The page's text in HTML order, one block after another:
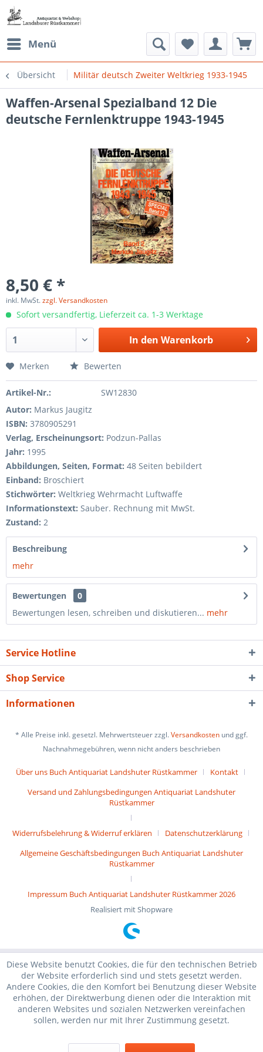
Menü
Übersicht Militär deutsch Zweiter Weltkrieg 1933-1945
Waffen-Arsenal Spezialband 12 Die
deutsche Fernlenktruppe 1943-1945
8,50 € *
inkl. MwSt.zzgl. Versandkosten
Sofort versandfertig, Lieferzeit ca. 1-3 Werktage
In den Warenkorb
Merken Bewerten
Artikel-Nr.:
SW12830
Autor: Markus Jaugitz
ISBN: 3780905291
Verlag, Erscheinungsort: Podzun-Pallas
Jahr: 1995
Abbildungen, Seiten, Format: 48 Seiten bebildert
Einband: Broschiert
Stichwörter: Weltkrieg Wehrmacht Luftwaffe
Informationstext: Sauber. Rechnung mit MwSt.
Zustand: 2
Beschreibung
mehr
Bewertungen
0
Bewertungen lesen, schreiben und diskutieren... mehr
Service Hotline
Shop Service
Informationen
* Alle Preise inkl. gesetzl. Mehrwertsteuer zzgl.Versandkosten und ggf.
Nachnahmegebühren, wenn nicht anders beschrieben
Über uns Buch Antiquariat Landshuter Rüstkammer
Kontakt
Versand und Zahlungsbedingungen Antiquariat Landshuter
Rüstkammer
Widerrufsbelehrung & Widerruf erklären
Datenschutzerklärung
Allgemeine Geschäftsbedingungen Buch Antiquariat Landshuter
Rüstkammer
Impressum Buch Antiquariat Landshuter Rüstkammer 2026
Realisiert mit Shopware
Diese Website benutzt Cookies, die für den technischen Betrieb
der Website erforderlich sind und stets gesetzt werden.
Andere Cookies, die den Komfort bei Benutzung dieser Website
erhöhen, der Direktwerbung dienen oder die Interaktion mit
anderen Websites und sozialen Netzwerken vereinfachen
sollen, werden nur mit Ihrer Zustimmung gesetzt.